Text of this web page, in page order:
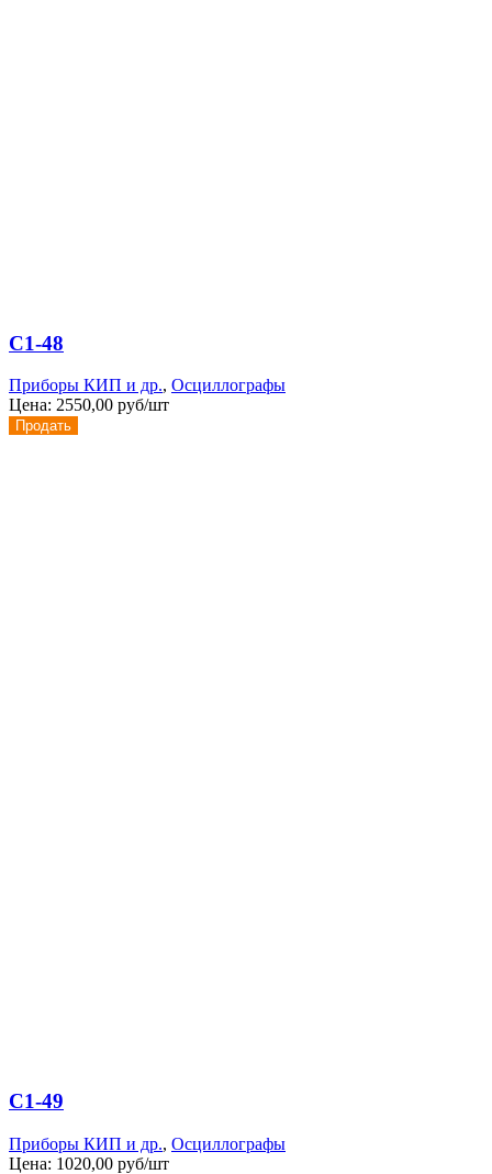
С1-48
Приборы КИП и др., Осциллографы
Цена: 2550,00 руб/шт
Продать
С1-49
Приборы КИП и др., Осциллографы
Цена: 1020,00 руб/шт